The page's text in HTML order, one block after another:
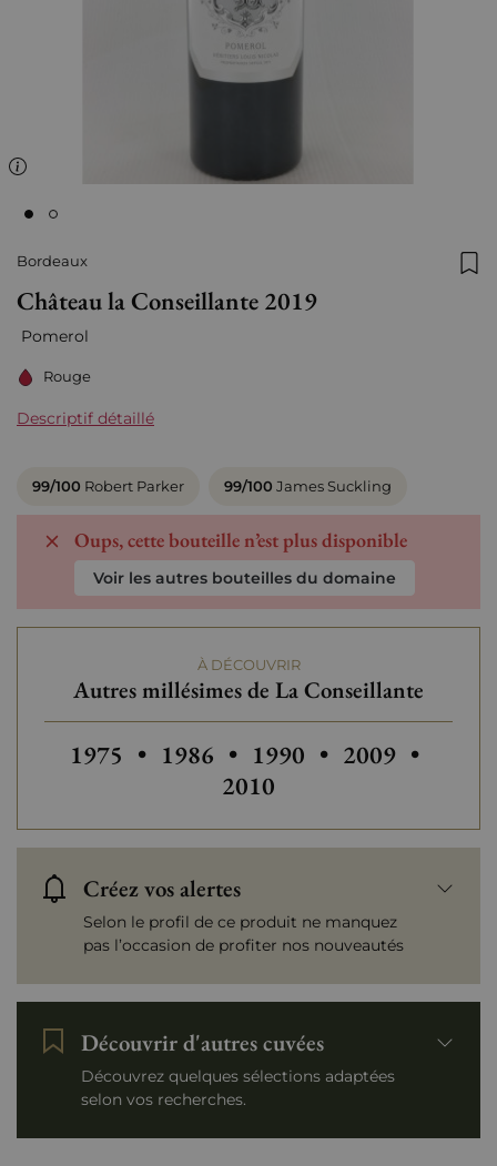
Bordeaux
Château la Conseillante 2019
Pomerol
Rouge
Descriptif détaillé
99/100 Robert Parker 99/100 James Suckling
Oups, cette bouteille n’est plus disponible
Voir les autres bouteilles du domaine
À DÉCOUVRIR
Autres millésimes de La Conseillante
Autres millésimes de La Conseillante
1975 • Autres millésimes de La
1986 • Autres millésimes de
1990 • Autres
2009 •
2010
Créez vos alertes
Selon le profil de ce produit ne manquez
pas l’occasion de profiter nos nouveautés
Découvrir d'autres cuvées
Découvrez quelques sélections adaptées
selon vos recherches.